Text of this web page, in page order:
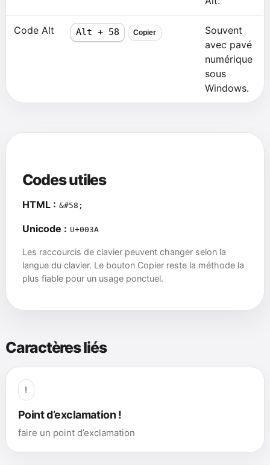
Code Alt Alt + 58 Copier
Souvent
avec pavé
numérique
sous
Windows.
Codes utiles
HTML : &#58;
Unicode : U+003A
Les raccourcis de clavier peuvent changer selon la
langue du clavier. Le bouton Copier reste la méthode la
plus fiable pour un usage ponctuel.
Caractères liés
!
Point d’exclamation !
faire un point d’exclamation